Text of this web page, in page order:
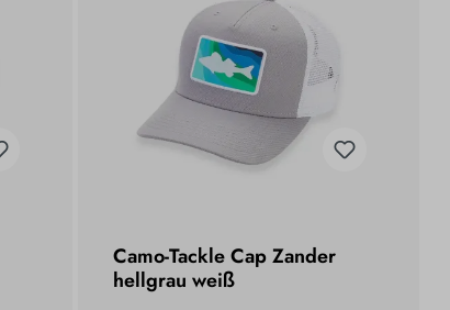
Camo-Tackle Cap Zander
hellgrau weiß